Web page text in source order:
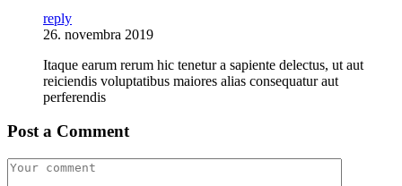
reply
26. novembra 2019
Itaque earum rerum hic tenetur a sapiente delectus, ut aut
reiciendis voluptatibus maiores alias consequatur aut
perferendis
Post a Comment